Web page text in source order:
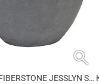
search
КАШПО FIBERSTONE JESSLYN S GREY